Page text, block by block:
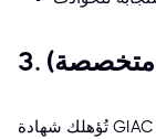
متخصصة)
تُؤهلك شهادة GIAC GCFA لمجموعة واسعة من أدوار محلل الأمن